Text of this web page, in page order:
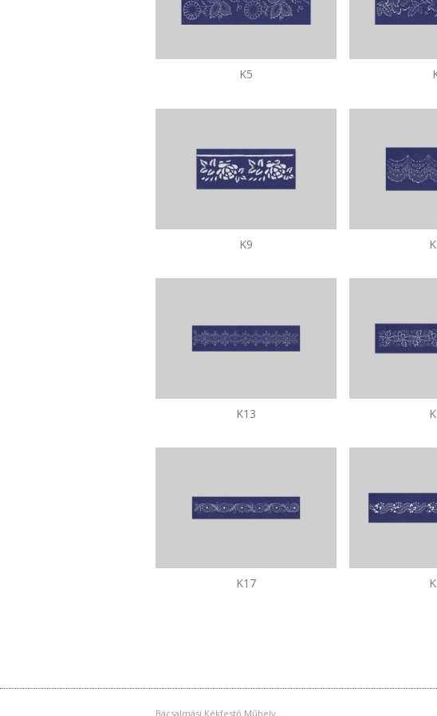
K5
K9
K13
K17
Bácsalmási Kékfestő Műhely